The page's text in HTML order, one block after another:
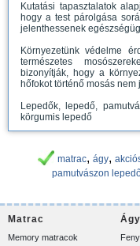
Kutatási tapasztalatok
hogy a test párolgása
jelenthessenek
Környezetünk védelme
természetes
bizonyítják, hogy a
hőfokot történő mosás
Lepedők, lepedő,
körgumis lepedő
matrac, ágy,
pamutvászon
Matrac
Memory matracok